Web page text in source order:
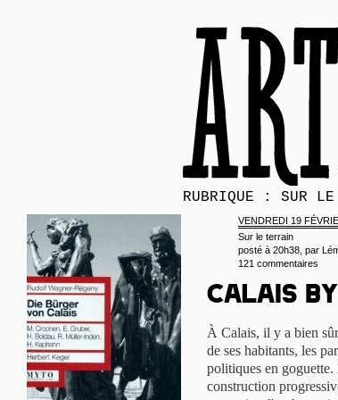
RUBRIQUE : SUR LE
VENDREDI 19
Sur le terrain
posté à 20h38, par
121 commentaires
Calais
À Calais, il y a bien
de ses habitants, les
politiques en
construction